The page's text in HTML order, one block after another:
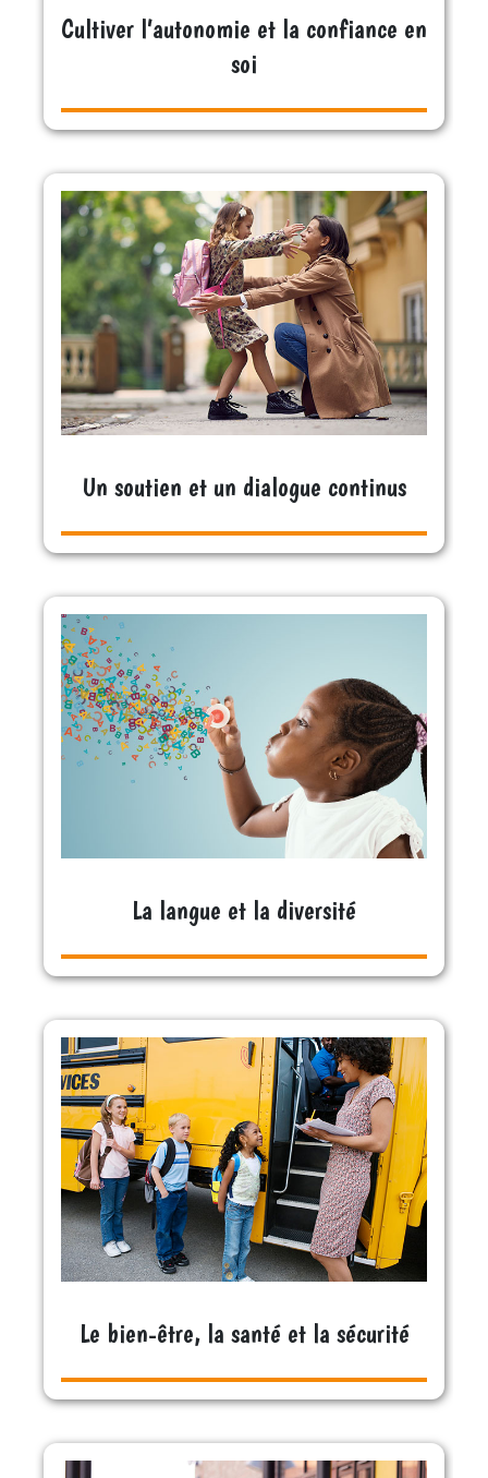
Cultiver l’autonomie et la confiance en
soi
Un soutien et un dialogue continus
La langue et la diversité
Le bien-être, la santé et la sécurité